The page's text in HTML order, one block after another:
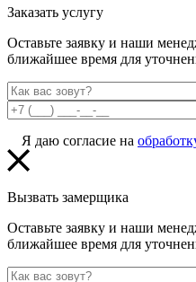
Заказать услугу
Оставьте заявку и наши
ближайшее время для
Я даю согласие на
Вызвать замерщика
Оставьте заявку и наши
ближайшее время для